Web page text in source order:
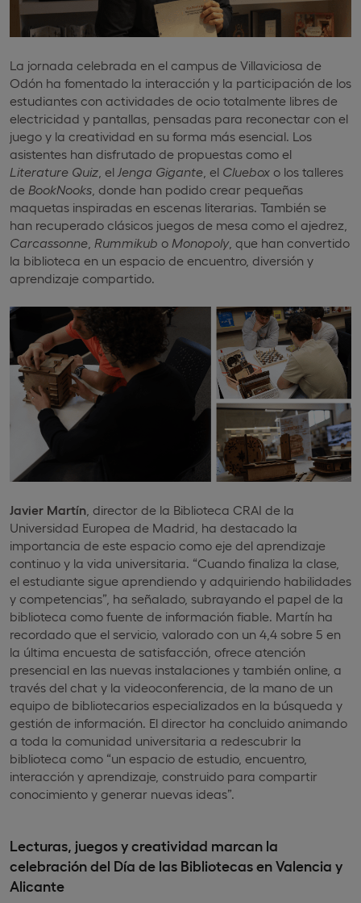
La jornada celebrada en el campus de Villaviciosa de
Odón ha fomentado la interacción y la participación de los
estudiantes con actividades de ocio totalmente libres de
electricidad y pantallas, pensadas para reconectar con el
juego y la creatividad en su forma más esencial. Los
asistentes han disfrutado de propuestas como el
Literature Quiz , el Jenga Gigante , el Cluebox o los talleres
de BookNooks , donde han podido crear pequeñas
maquetas inspiradas en escenas literarias. También se
han recuperado clásicos juegos de mesa como el ajedrez,
Carcassonne Rummikub o Monopoly, que han convertido
la biblioteca en un espacio de encuentro, diversión y
aprendizaje compartido.
Javier Martín , director de la Biblioteca CRAI de la
Universidad Europea de Madrid, ha destacado la
importancia de este espacio como eje del aprendizaje
continuo y la vida universitaria. “Cuando finaliza la clase,
el estudiante sigue aprendiendo y adquiriendo habilidades
y competencias”, ha señalado, subrayando el papel de la
biblioteca como fuente de información fiable. Martín ha
recordado que el servicio, valorado con un 4,4 sobre 5 en
la última encuesta de satisfacción, ofrece atención
presencial en las nuevas instalaciones y también online, a
través del chat y la videoconferencia, de la mano de un
equipo de bibliotecarios especializados en la búsqueda y
gestión de información. El director ha concluido animando
a toda la comunidad universitaria a redescubrir la
biblioteca como “un espacio de estudio, encuentro,
interacción y aprendizaje, construido para compartir
conocimiento y generar nuevas ideas”.
Lecturas, juegos y creatividad marcan la
celebración del Día de las Bibliotecas en Valencia y
Alicante